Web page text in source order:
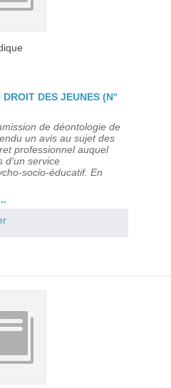
DES JEUNES (N°
de déontologie de
un avis au sujet des
professionnel auquel
d'un service
socio-éducatif. En